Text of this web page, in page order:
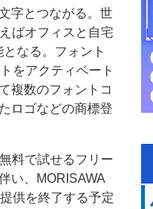
字とつながる。世
ばオフィスと自宅
なる。フォント
をアクティベート
複数のフォントコ
ロゴなどの商標登
料で試せるフリー
い、MORISAWA
供を終了する予定